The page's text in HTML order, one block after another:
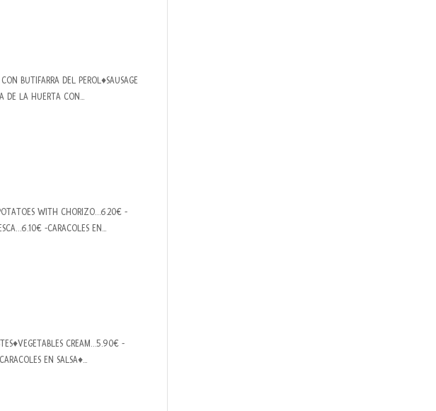
BUTIFARRA DEL PEROL♦SAUSAGE
DE LA HUERTA CON...
WITH CHORIZO…6.20€ -
-CARACOLES EN...
CREAM…5.90€ -
EN SALSA♦...